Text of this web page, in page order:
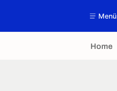
Menü
Home